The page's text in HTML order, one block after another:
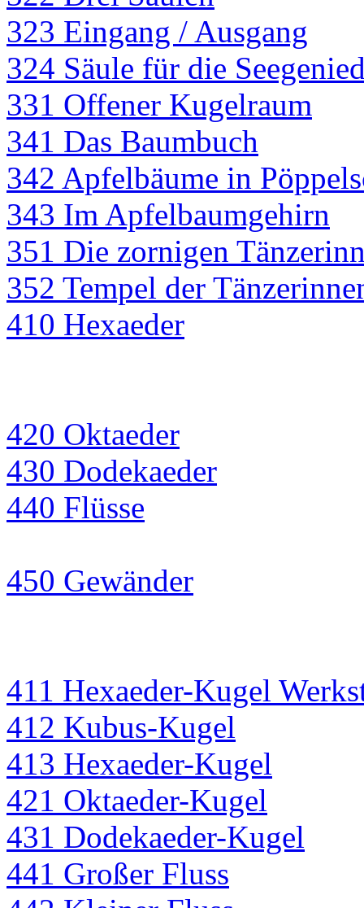
323 Eingang / Ausgang
324 Säule für die
331 Offener Kugelraum
341 Das Baumbuch
342 Apfelbäume in
343 Im Apfelbaumgehirn
351 Die zornigen
352 Tempel der
410 Hexaeder
420 Oktaeder
430 Dodekaeder
440 Flüsse
450 Gewänder
411 Hexaeder-Kugel
412 Kubus-Kugel
413 Hexaeder-Kugel
421 Oktaeder-Kugel
431 Dodekaeder-Kugel
441 Großer Fluss